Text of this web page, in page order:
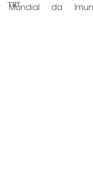
TRT
Mundial da